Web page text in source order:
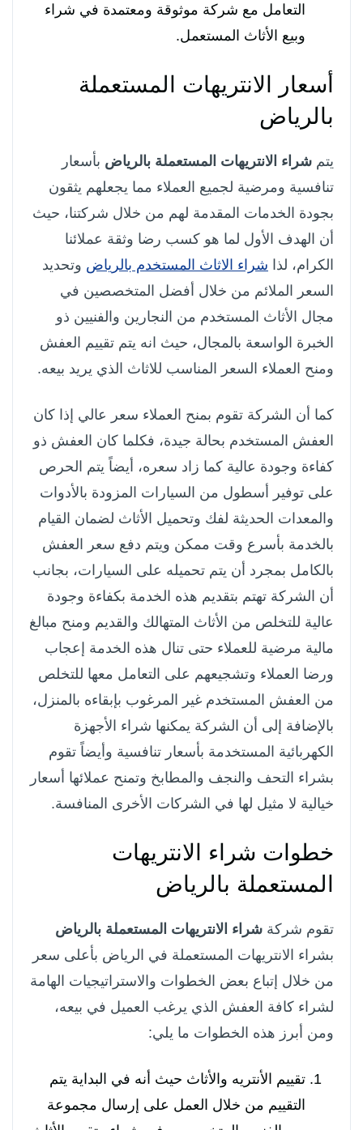
التعامل مع شركة موثوقة ومعتمدة في شراء
وبيع الأثاث المستعمل.
أسعار الانتريهات المستعملة
بالرياض
يتم شراء الانتريهات المستعملة بالرياض بأسعار
تنافسية ومرضية لجميع العملاء مما يجعلهم يثقون
بجودة الخدمات المقدمة لهم من خلال شركتنا، حيث
أن الهدف الأول لما هو كسب رضا وثقة عملائنا
الكرام، لذا شراء الاثاث المستخدم بالرياض وتحديد
السعر الملائم من خلال أفضل المتخصصين في
مجال الأثاث المستخدم من النجارين والفنيين ذو
الخبرة الواسعة بالمجال، حيث انه يتم تقييم العفش
ومنح العملاء السعر المناسب للاثاث الذي يريد بيعه.
كما أن الشركة تقوم بمنح العملاء سعر عالي إذا كان
العفش المستخدم بحالة جيدة، فكلما كان العفش ذو
كفاءة وجودة عالية كما زاد سعره، أيضاً يتم الحرص
على توفير أسطول من السيارات المزودة بالأدوات
والمعدات الحديثة لفك وتحميل الأثاث لضمان القيام
بالخدمة بأسرع وقت ممكن ويتم دفع سعر العفش
بالكامل بمجرد أن يتم تحميله على السيارات، بجانب
أن الشركة تهتم بتقديم هذه الخدمة بكفاءة وجودة
عالية للتخلص من الأثاث المتهالك والقديم ومنح مبالغ
مالية مرضية للعملاء حتى تنال هذه الخدمة إعجاب
ورضا العملاء وتشجيعهم على التعامل معها للتخلص
من العفش المستخدم غير المرغوب بإبقاءه بالمنزل،
بالإضافة إلى أن الشركة يمكنها شراء الأجهزة
الكهربائية المستخدمة بأسعار تنافسية وأيضاً تقوم
بشراء التحف والنجف والمطابخ وتمنح عملائها أسعار
خيالية لا مثيل لها في الشركات الأخرى المنافسة.
خطوات شراء الانتريهات
المستعملة بالرياض
تقوم شركة شراء الانتريهات المستعملة بالرياض
بشراء الانتريهات المستعملة في الرياض بأعلى سعر
من خلال إتباع بعض الخطوات والاستراتيجيات الهامة
لشراء كافة العفش الذي يرغب العميل في بيعه،
ومن أبرز هذه الخطوات ما يلي:
تقييم الأنتريه والأثاث حيث أنه في البداية يتم
التقييم من خلال العمل على إرسال مجموعة